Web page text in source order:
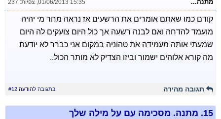
מתנה... 01/06/2013 15:35
, צפיות: 237
קודם כמו שאתם אומרים את הרשעים אז נראה מחר מי יהיה
מועמד להדחה ואם לבנה רשעה אך כול היום צועקים לה היום
שמעתי אותה מעמידה את טהוניה במקום אני כברר לא יודעת
מה קורא אלוהים ישמור וביזו הצדיק לא מותר הכול..
תגובה מהירה בתגובה להודעה #12
15. מתנה. מסכימה עם על מילה שלך